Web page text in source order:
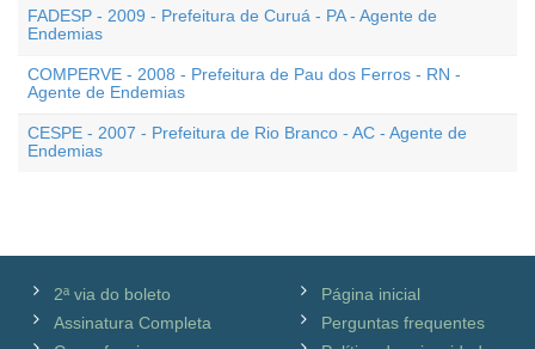
FADESP - 2009 - Prefeitura de Curuá - PA - Agente de
Endemias
COMPERVE - 2008 - Prefeitura de Pau dos Ferros - RN -
Agente de Endemias
CESPE - 2007 - Prefeitura de Rio Branco - AC - Agente de
Endemias
2ª via do boleto
Assinatura Completa
Página inicial
Perguntas frequentes